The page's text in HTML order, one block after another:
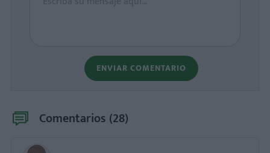
ENVIAR COMENTARIO
Comentarios (28)